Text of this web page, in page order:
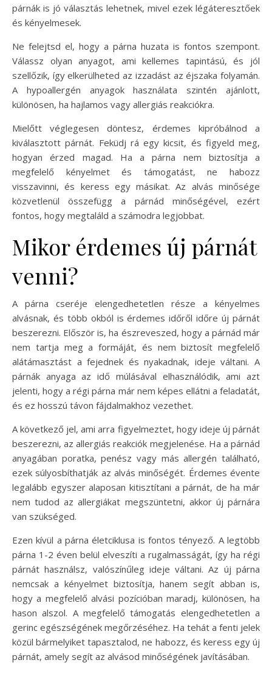
párnák is jó választás lehetnek, mivel ezek légáteresztőek
és kényelmesek.
Ne felejtsd el, hogy a párna huzata is fontos szempont.
Válassz olyan anyagot, ami kellemes tapintású, és jól
szellőzik, így elkerülheted az izzadást az éjszaka folyamán.
A hypoallergén anyagok használata szintén ajánlott,
különösen, ha hajlamos vagy allergiás reakciókra.
Mielőtt véglegesen döntesz, érdemes kipróbálnod a
kiválasztott párnát. Feküdj rá egy kicsit, és figyeld meg,
hogyan érzed magad. Ha a párna nem biztosítja a
megfelelő kényelmet és támogatást, ne habozz
visszavinni, és keress egy másikat. Az alvás minősége
közvetlenül összefügg a párnád minőségével, ezért
fontos, hogy megtaláld a számodra legjobbat.
Mikor érdemes új párnát
venni?
A párna cseréje elengedhetetlen része a kényelmes
alvásnak, és több okból is érdemes időről időre új párnát
beszerezni. Először is, ha észreveszed, hogy a párnád már
nem tartja meg a formáját, és nem biztosít megfelelő
alátámasztást a fejednek és nyakadnak, ideje váltani. A
párnák anyaga az idő múlásával elhasználódik, ami azt
jelenti, hogy a régi párna már nem képes ellátni a feladatát,
és ez hosszú távon fájdalmakhoz vezethet.
A következő jel, ami arra figyelmeztet, hogy ideje új párnát
beszerezni, az allergiás reakciók megjelenése. Ha a párnád
anyagában poratka, penész vagy más allergén található,
ezek súlyosbíthatják az alvás minőségét. Érdemes évente
legalább egyszer alaposan kitisztítani a párnát, de ha már
nem tudod az allergiákat megszüntetni, akkor új párnára
van szükséged.
Ezen kívül a párna életciklusa is fontos tényező. A legtöbb
párna 1-2 éven belül elveszíti a rugalmasságát, így ha régi
párnát használsz, valószínűleg ideje váltani. Az új párna
nemcsak a kényelmet biztosítja, hanem segít abban is,
hogy a megfelelő alvási pozícióban maradj, különösen, ha
hason alszol. A megfelelő támogatás elengedhetetlen a
gerinc egészségének megőrzéséhez. Ha tehát a fenti jelek
közül bármelyiket tapasztalod, ne habozz, és keress egy új
párnát, amely segít az alvásod minőségének javításában.